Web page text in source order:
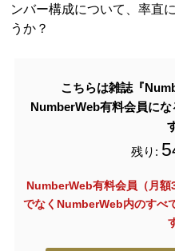
ンバー構成について、率直
うか？
こちらは雑誌『
NumberWeb有料会員に
残り:
NumberWeb有料会員（月
でなく NumberWeb内のすべ